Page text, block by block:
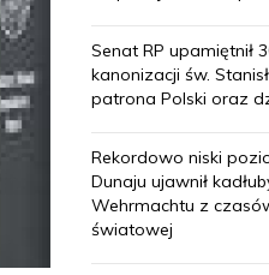
Senat RP upamiętnił
kanonizacji św.
patrona Polski oraz
Rekordowo niski
Dunaju ujawnił
Wehrmachtu z
światowej